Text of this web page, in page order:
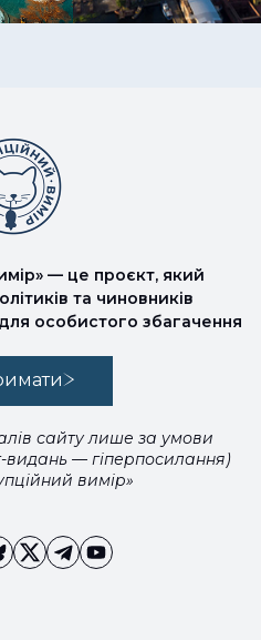
— це проєкт, який
та чиновників
особистого збагачення
сайту лише за умови
видань — гіперпосилання)
вимір»